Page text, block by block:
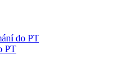
do PT
PT